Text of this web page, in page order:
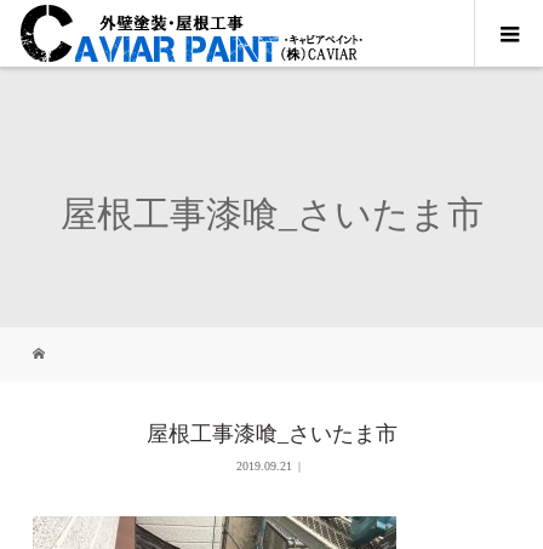
屋根工事漆喰_さいたま市
屋根工事漆喰_さいたま市
2019.09.21